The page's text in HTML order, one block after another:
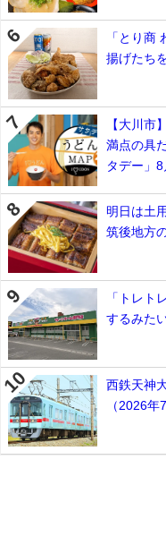
「とり商
揚げたち
【大川市
満点の具
タデー」
明日は土
筑後地方
「トレト
するみた
西鉄天神
（2026年